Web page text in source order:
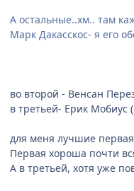
А остальные..хм.. там
Марк Дакасскос- я его
во второй - Венсан
в третьей- Ерик Мобиус
для меня лучшие
Первая хороша почти
А в третьей, хотя уже